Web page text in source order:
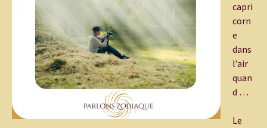
capri
corn
e
dans
l’air
quan
d …
Le